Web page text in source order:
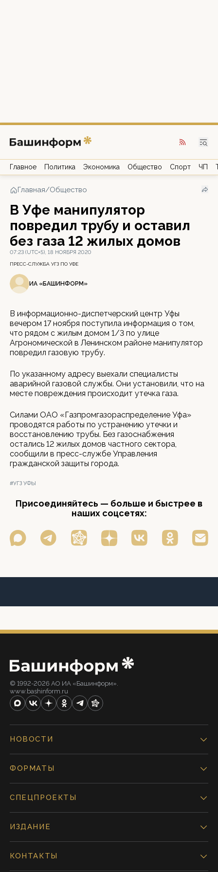
Главное Политика Экономика Общество Спорт ЧП
Главная/Общество
В Уфе манипулятор
повредил трубу и оставил
без газа 12 жилых домов
07:23 (UTC+5), 18 НОЯБРЯ 2020
ПРЕСС-СЛУЖБА УГЗ ПО УФЕ
ИА «БАШИНФОРМ»
В информационно-диспетчерский центр Уфы
вечером 17 ноября поступила информация о том,
что рядом с жилым домом 1/3 по улице
Агрономической в Ленинском районе манипулятор
повредил газовую трубу.
По указанному адресу выехали специалисты
аварийной газовой службы. Они установили, что на
месте повреждения происходит утечка газа.
Силами ОАО «Газпромгазораспределение Уфа»
проводятся работы по устранению утечки и
восстановлению трубы. Без газоснабжения
остались 12 жилых домов частного сектора,
сообщили в пресс-службе Управления
гражданской защиты города.
#УГЗ УФЫ
Присоединяйтесь — больше и быстрее в
наших соцсетях:
© 1992-2026 АО ИА «Башинформ».
www.bashinform.ru
НОВОСТИ
ФОРМАТЫ
СПЕЦПРОЕКТЫ
ИЗДАНИЕ
КОНТАКТЫ